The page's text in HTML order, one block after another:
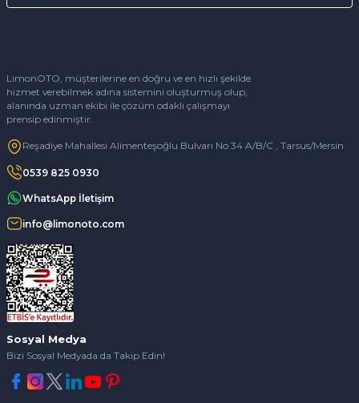
LimonOTO, müşterilerine en doğru ve en hızlı şekilde
hizmet verebilmek adına sistemini oluşturmuş olup,
alanında uzman ekibi ile çözüm odaklı çalışmayı
prensip edinmiştir.
Reşadiye Mahallesi Alimenteşoğlu Bulvarı No 34 A/B/C , Tarsus/Mersin
0539 825 0930
WhatsApp İletişim
info@limonoto.com
Sosyal Medya
Bizi Sosyal Medyada da Takip Edin!